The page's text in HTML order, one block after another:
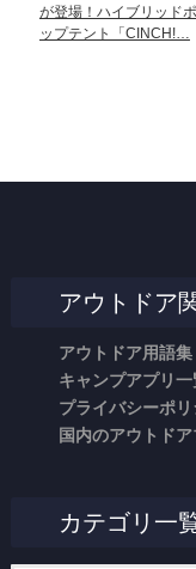
が登場！ハイブリッド
ップテント「CINCH!…
アウトドア
アウトドア用語集
キャンプアプリ一
プライバシーポ
国内のアウトド
カテゴリ一